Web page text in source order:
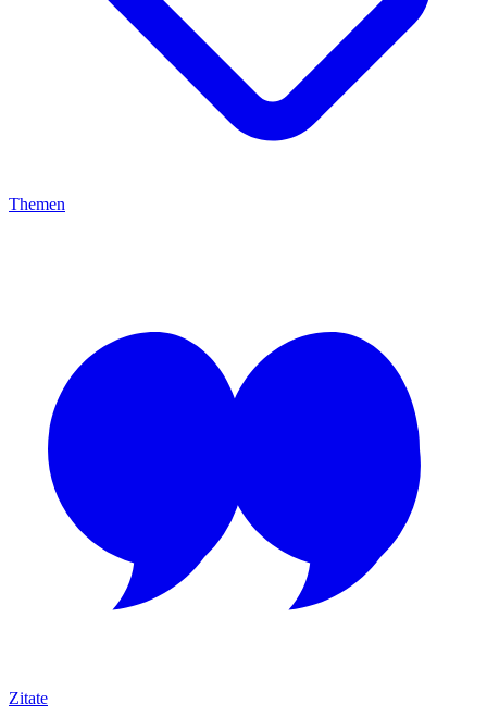
Themen
Zitate